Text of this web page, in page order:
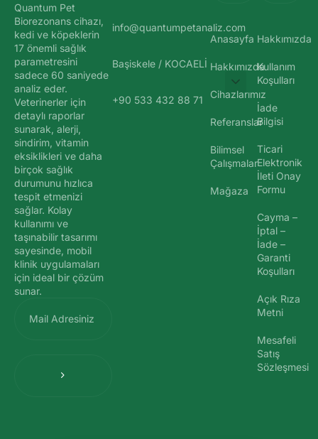
Quantum Pet
Biorezonans cihazı,
kedi ve köpeklerin
17 önemli sağlık
parametresini
sadece 60 saniyede
analiz eder.
Veterinerler için
detaylı raporlar
sunarak, alerji,
sindirim, vitamin
eksiklikleri ve daha
birçok sağlık
durumunu hızlıca
tespit etmenizi
sağlar. Kolay
kullanımı ve
taşınabilir tasarımı
sayesinde, mobil
klinik uygulamaları
için ideal bir çözüm
sunar.
info@quantumpetanaliz.com
Başiskele / KOCAELİ
+90 533 432 88 71
Anasayfa
Hakkımızda
Cihazlarımız
Referanslar
Bilimsel
Çalışmalar
Mağaza
Hakkımızda
Kullanım
Koşulları
İade
Bilgisi
Ticari
Elektronik
İleti Onay
Formu
Cayma –
İptal –
İade –
Garanti
Koşulları
Açık Rıza
Metni
Mesafeli
Satış
Sözleşmesi